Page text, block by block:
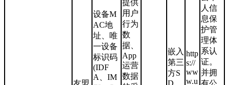
设备M
AC地
址、唯
一设备
标识码
(IDF
A、IM
提供
用户
行为
数
据、
App
运营
数据
嵌入
第三
方S
http
s://
ww
w.u
人信
息保
护管
理体
系认
证。
并拥